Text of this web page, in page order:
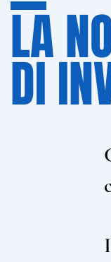
LA
DI